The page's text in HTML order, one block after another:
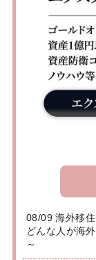
08/09 海外移
どんな人が海
～